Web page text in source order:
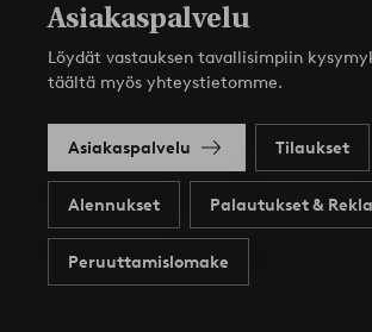
Asiakaspalvelu
Löydät vastauksen tavallisimpiin
täältä myös yhteystietomme.
Asiakaspalvelu Tilaukset
Alennukset Palautukset &
Peruuttamislomake